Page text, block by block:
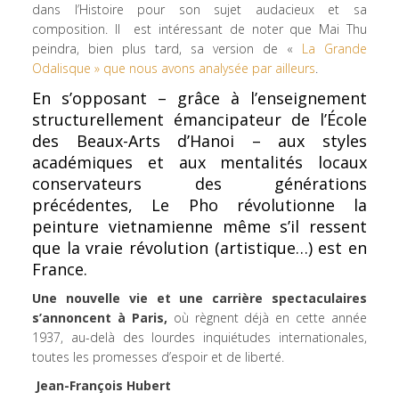
dans l’Histoire pour son sujet audacieux et sa
composition. Il est intéressant de noter que Mai Thu
peindra, bien plus tard, sa version de « La Grande
Odalisque » que nous avons analysée par ailleurs.
En s’opposant – grâce à l’enseignement
structurellement émancipateur de l’École
des Beaux-Arts d’Hanoi – aux styles
académiques et aux mentalités locaux
conservateurs des générations
précédentes, Le Pho révolutionne la
peinture vietnamienne même s’il ressent
que la vraie révolution (artistique…) est en
France.
Une nouvelle vie et une carrière spectaculaires
s’annoncent à Paris, où règnent déjà en cette année
1937, au-delà des lourdes inquiétudes internationales,
toutes les promesses d’espoir et de liberté.
Jean-François Hubert